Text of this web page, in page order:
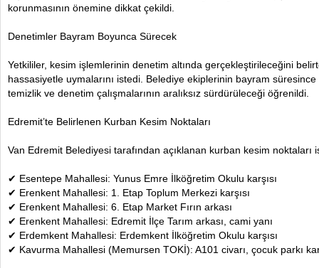
korunmasının önemine dikkat çekildi.
Denetimler Bayram Boyunca Sürecek
Yetkililer, kesim işlemlerinin denetim altında gerçekleştirileceğini
hassasiyetle uymalarını istedi. Belediye ekiplerinin bayram
temizlik ve denetim çalışmalarının aralıksız sürdürüleceği öğrenildi.
Edremit’te Belirlenen Kurban Kesim Noktaları
Van Edremit Belediyesi tarafından açıklanan kurban kesim noktaları
✔ Esentepe Mahallesi: Yunus Emre İlköğretim Okulu karşısı
✔ Erenkent Mahallesi: 1. Etap Toplum Merkezi karşısı
✔ Erenkent Mahallesi: 6. Etap Market Fırın arkası
✔ Erenkent Mahallesi: Edremit İlçe Tarım arkası, cami yanı
✔ Erdemkent Mahallesi: Erdemkent İlköğretim Okulu karşısı
✔ Kavurma Mahallesi (Memursen TOKİ): A101 civarı, çocuk parkı